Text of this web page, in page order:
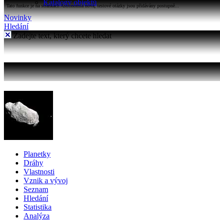
Katalogy objektů
Tato funkce je na stránkách Astronomia nová, testové otázky jsou přidávány postupně...
Novinky
Hledání
Zadejte text, který chcete hledat
Planetky
Dráhy
Vlastnosti
Vznik a vývoj
Seznam
Hledání
Statistika
Analýza